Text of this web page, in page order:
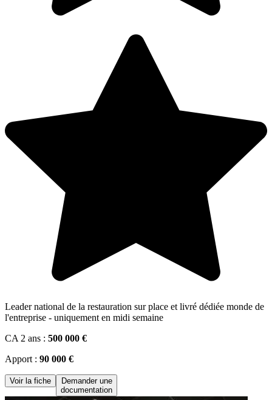
Leader national de la restauration sur place et livré dédiée monde de
l'entreprise - uniquement en midi semaine
CA 2 ans : 500 000 €
Apport : 90 000 €
Voir la fiche
Demander une
documentation